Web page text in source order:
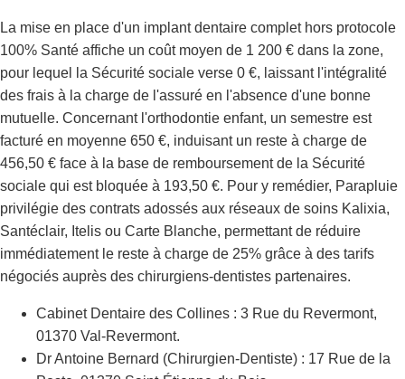
La mise en place d'un implant dentaire complet hors protocole
100% Santé affiche un coût moyen de 1 200 € dans la zone,
pour lequel la Sécurité sociale verse 0 €, laissant l'intégralité
des frais à la charge de l'assuré en l'absence d'une bonne
mutuelle. Concernant l'orthodontie enfant, un semestre est
facturé en moyenne 650 €, induisant un reste à charge de
456,50 € face à la base de remboursement de la Sécurité
sociale qui est bloquée à 193,50 €. Pour y remédier, Parapluie
privilégie des contrats adossés aux réseaux de soins Kalixia,
Santéclair, Itelis ou Carte Blanche, permettant de réduire
immédiatement le reste à charge de 25% grâce à des tarifs
négociés auprès des chirurgiens-dentistes partenaires.
Cabinet Dentaire des Collines : 3 Rue du Revermont,
01370 Val-Revermont.
Dr Antoine Bernard (Chirurgien-Dentiste) : 17 Rue de la